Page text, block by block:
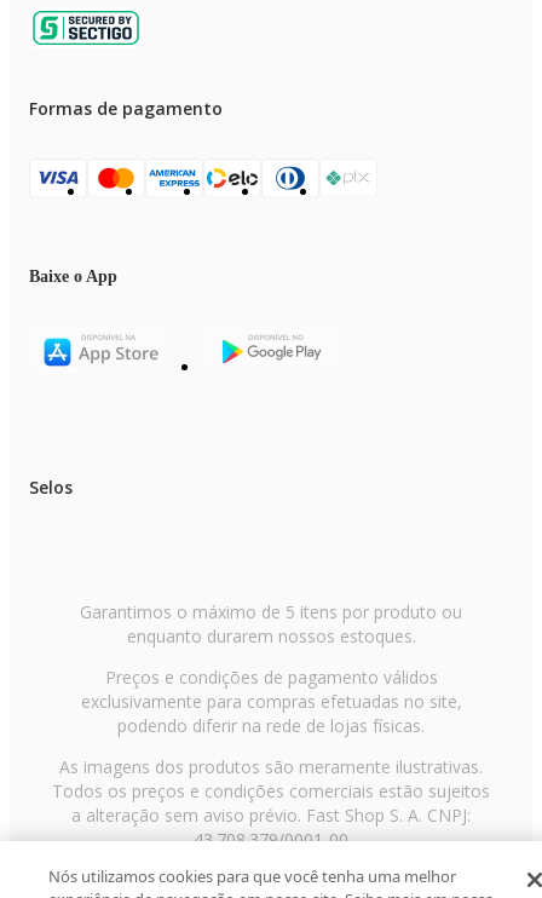
Formas de pagamento
Baixe o App
Selos
Garantimos o máximo de 5 itens por produto ou
enquanto durarem nossos estoques.
Preços e condições de pagamento válidos
exclusivamente para compras efetuadas no site,
podendo diferir na rede de lojas físicas.
As imagens dos produtos são meramente ilustrativas.
Todos os preços e condições comerciais estão sujeitos
a alteração sem aviso prévio. Fast Shop S. A. CNPJ:
43.708.379/0001-00
Avenida Zaki Narchi, nº 1650, sobreloja, Carandiru, São
Nós utilizamos cookies para que você tenha uma melhor